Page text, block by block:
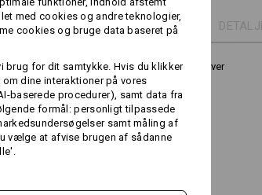
BESKRIVELSE
smart farvesammensætning i to farver
Kasketskygge
ejustering med burrebåndslukning
100
med cookies og andre teknologier,
cookies og bruge data baseret på
brug for dit samtykke. Hvis du klikker
dine interaktioner på vores
baserede procedurer), samt data fra
formål: personligt tilpassede
samt måling af
vælge at afvise brugen af sådanne